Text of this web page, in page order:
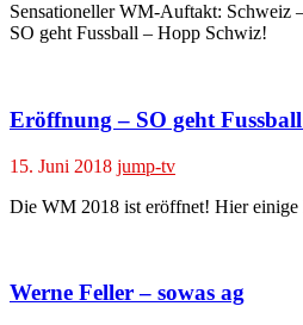
Sensationeller WM-Auftakt: Schweiz
SO geht Fussball – Hopp Schwiz!
Eröffnung – SO geht
15. Juni 2018 jump-tv
Die WM 2018 ist eröffnet! Hier einige
Werne Feller – sowas ag